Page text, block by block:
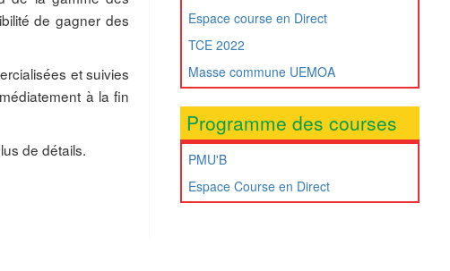
de gagner des
et suivies
à la fin
de détails.
Espace course en Direct
TCE 2022
Masse commune UEMOA
Programme des courses
PMU'B
Espace Course en Direct